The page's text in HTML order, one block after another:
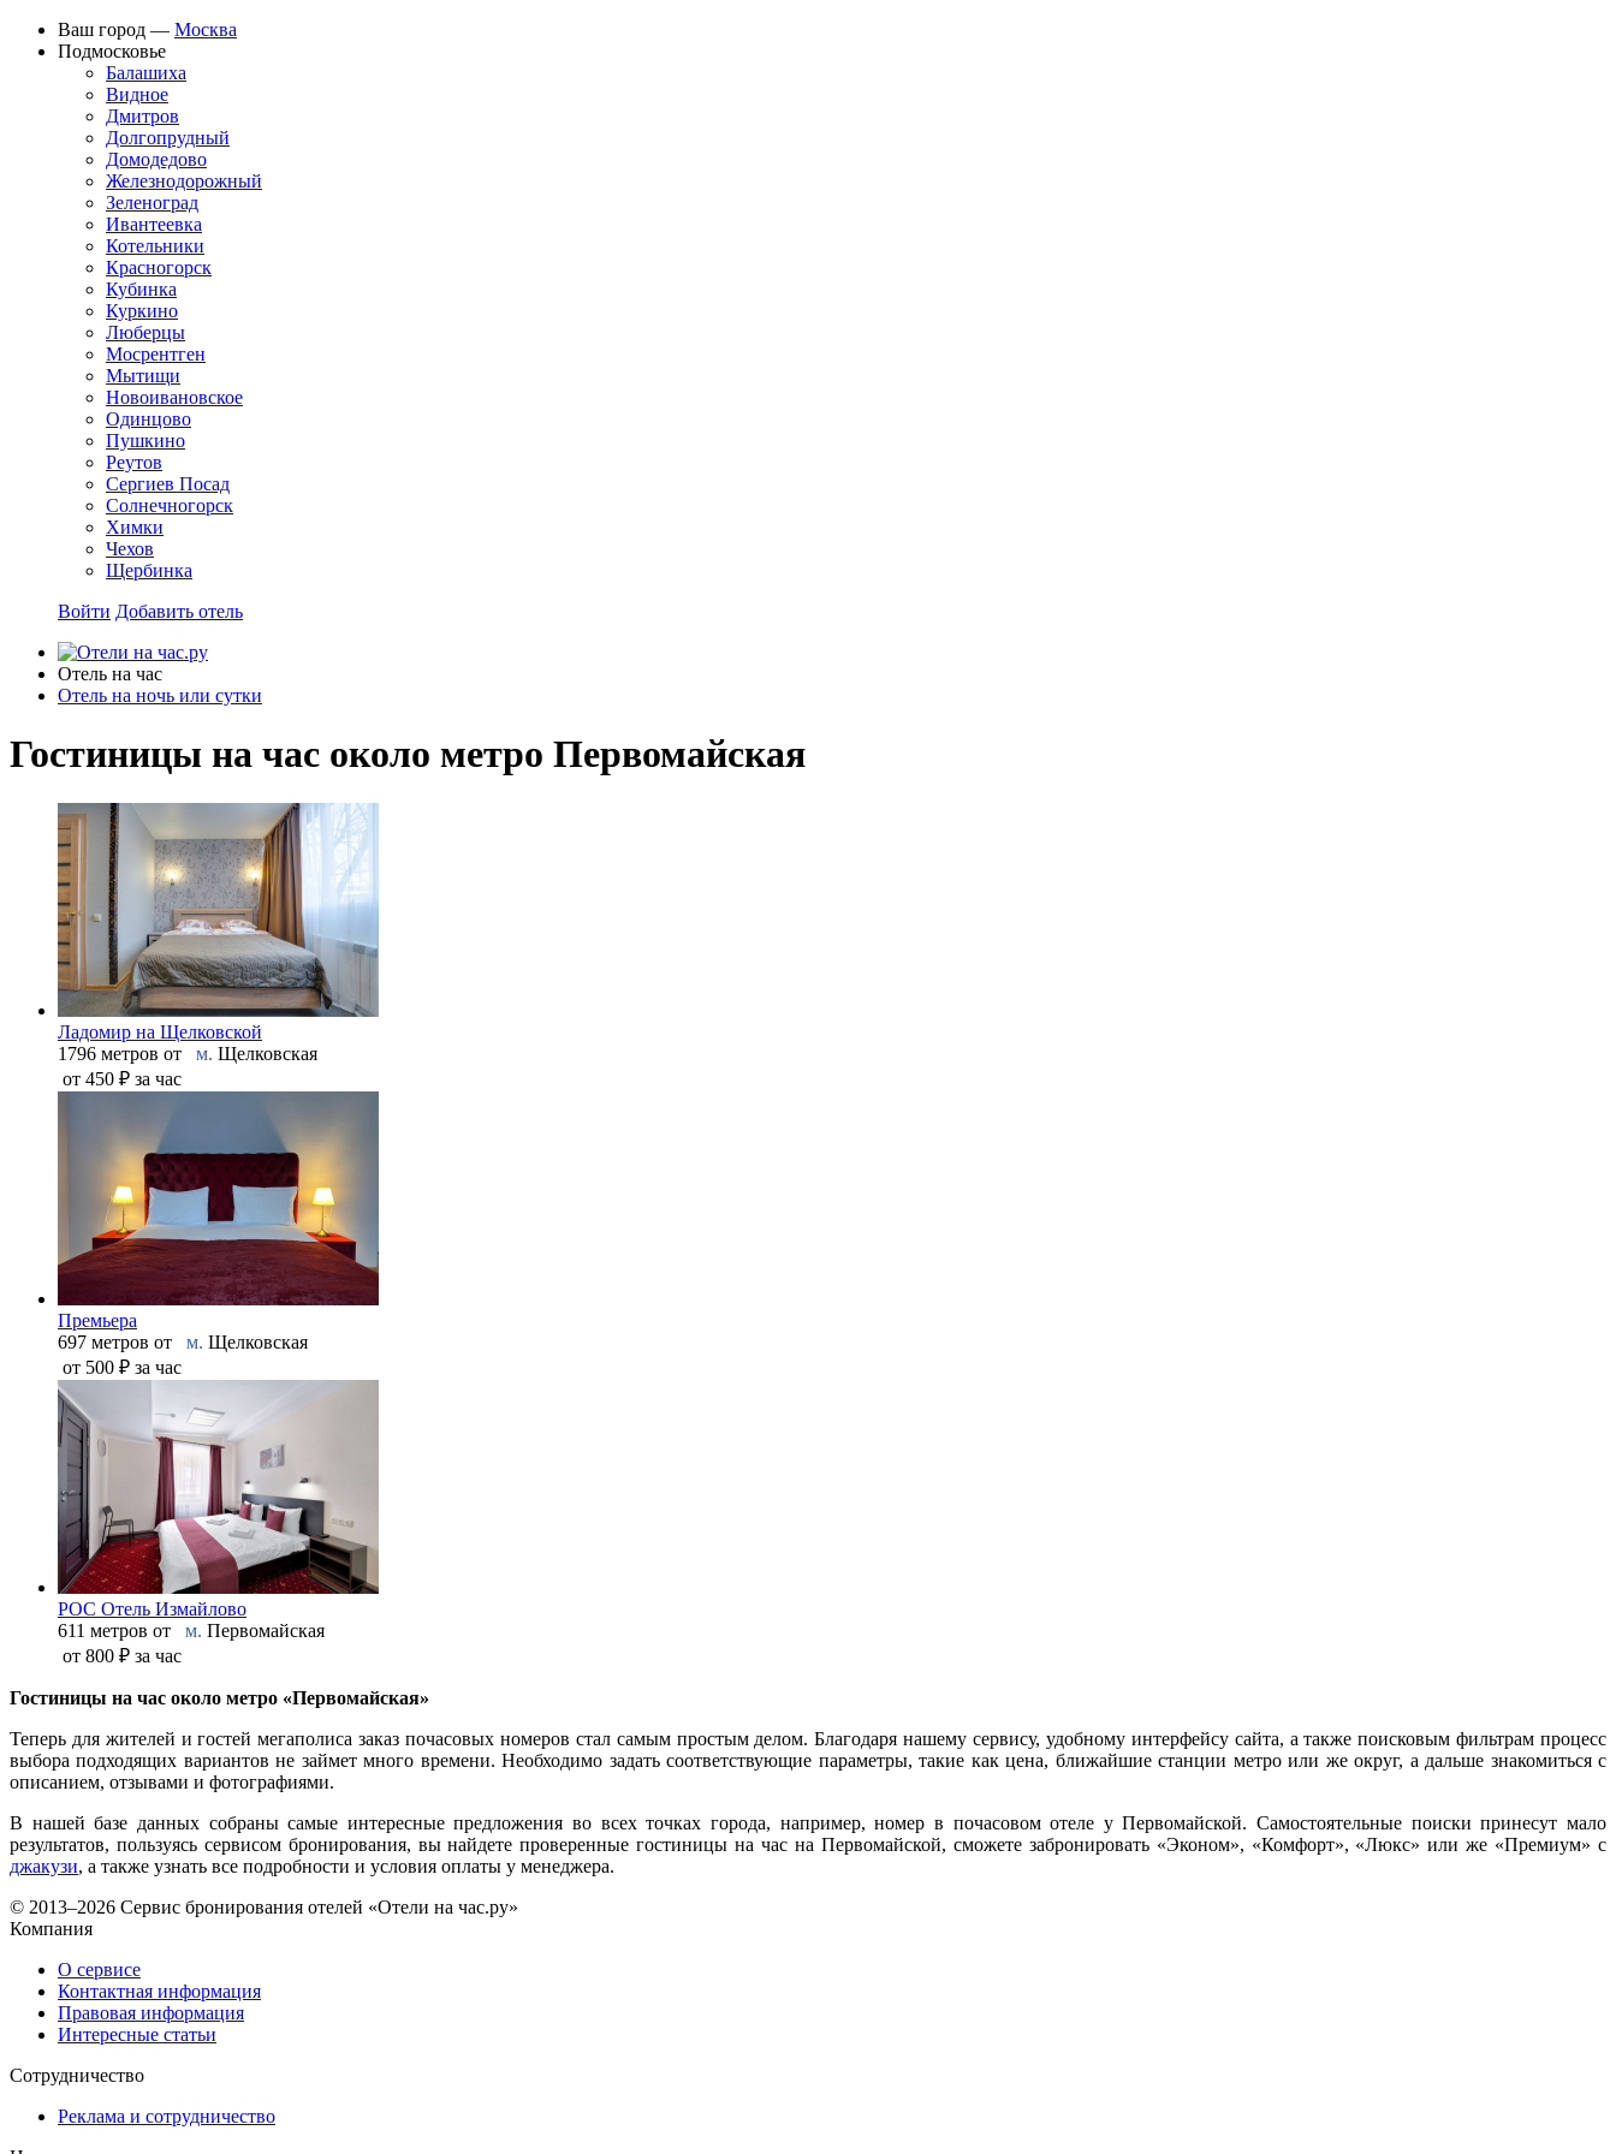
Ваш город — Москва
Подмосковье
Балашиха
Видное
Дмитров
Долгопрудный
Домодедово
Железнодорожный
Зеленоград
Ивантеевка
Котельники
Красногорск
Кубинка
Куркино
Люберцы
Мосрентген
Мытищи
Новоивановское
Одинцово
Пушкино
Реутов
Сергиев Посад
Солнечногорск
Химки
Чехов
Щербинка
Войти Добавить отель
Отель на час
Отель на ночь или сутки
Гостиницы на час около метро Первомайская
Ладомир на Щелковской
1796 метров от
м. Щелковская
от 450 ₽ за час
Премьера
697 метров от
м. Щелковская
от 500 ₽ за час
РОС Отель Измайлово
611 метров от
м. Первомайская
от 800 ₽ за час
Гостиницы на час около метро «Первомайская»
Теперь для жителей и гостей мегаполиса заказ почасовых номеров стал самым простым делом. Благодаря нашему сервису, удобному интерфейсу сайта, а также поисковым фильтрам процесс
выбора подходящих вариантов не займет много времени. Необходимо задать соответствующие параметры, такие как цена, ближайшие станции метро или же округ, а дальше знакомиться с
описанием, отзывами и фотографиями.
В нашей базе данных собраны самые интересные предложения во всех точках города, например, номер в почасовом отеле у Первомайской. Самостоятельные поиски принесут мало
результатов, пользуясь сервисом бронирования, вы найдете проверенные гостиницы на час на Первомайской, сможете забронировать «Эконом», «Комфорт», «Люкс» или же «Премиум» с
джакузи, а также узнать все подробности и условия оплаты у менеджера.
© 2013–2026 Сервис бронирования отелей «Отели на час.ру»
Компания
О сервисе
Контактная информация
Правовая информация
Интересные статьи
Сотрудничество
Реклама и сотрудничество